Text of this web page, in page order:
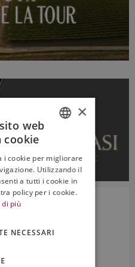
ENGLISH
×
web
cookie
i cookie per migliorare
Utilizzando il
a tutti i cookie in
policy per i cookie.
di più
NECESSARI